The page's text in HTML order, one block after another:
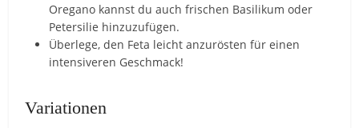
Oregano kannst du auch frischen Basilikum oder
Petersilie hinzuzufügen.
Überlege, den Feta leicht anzurösten für einen
intensiveren Geschmack!
Variationen